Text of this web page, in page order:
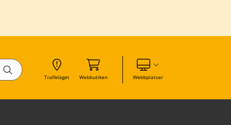
Trafikläget Webbutiken WebbplatserVisa våra andra webbplatser